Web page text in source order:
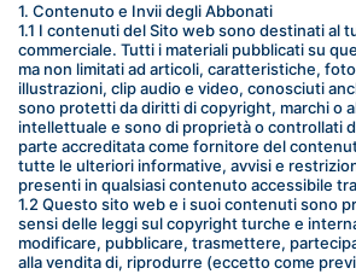
1. Contenuto e Invii degli Abbonati
1.1 I contenuti del Sito web sono destinati al
commerciale. Tutti i materiali pubblicati su
ma non limitati ad articoli, caratteristiche,
illustrazioni, clip audio e video, conosciuti
sono protetti da diritti di copyright, marchi o
intellettuale e sono di proprietà o controllati
parte accreditata come fornitore del
tutte le ulteriori informative, avvisi e
presenti in qualsiasi contenuto accessibile
1.2 Questo sito web e i suoi contenuti sono
sensi delle leggi sul copyright turche e
modificare, pubblicare, trasmettere,
alla vendita di, riprodurre (eccetto come